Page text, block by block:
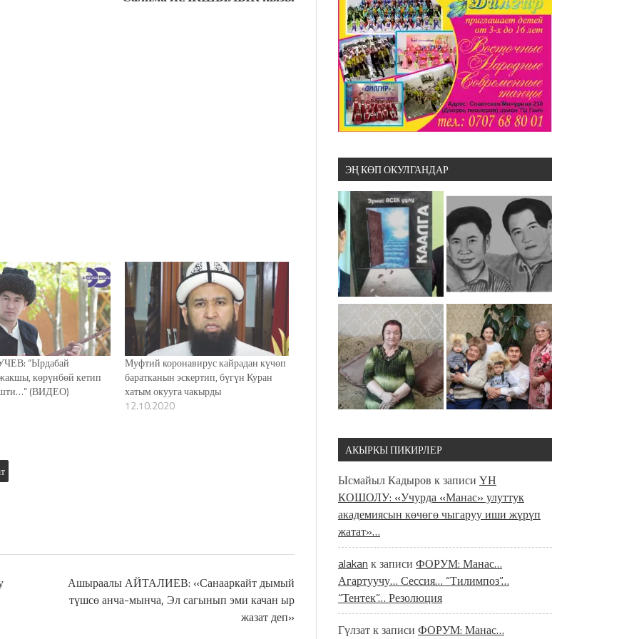
“Ырдабай
көрүнбөй кетип
(ВИДЕО)
Муфтий коронавирус кайрадан күчөп
баратканын эскертип, бүгүн Куран
хатым окууга чакырды
12.10.2020
Ашыраалы АЙТАЛИЕВ: «Санааркайт дымый
түшсө анча-мынча, Эл сагынып эми качан ыр
жазат деп»
ЭҢ КӨП ОКУЛГАНДАР
АКЫРКЫ ПИКИРЛЕР
Ысмайыл Кадыров к записи ҮН
КОШОЛУ: «Учурда «Манас» улуттук
академиясын көчөгө чыгаруу иши жүрүп
жатат»…
alakan к записи ФОРУМ: Манас…
Агартуучу… Сессия… “Тилимпоз”…
“Тентек”… Резолюция
Гүлзатк записи ФОРУМ: Манас…